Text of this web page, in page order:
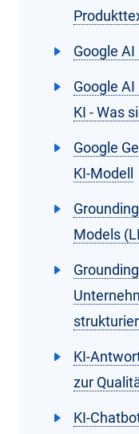
Google
Google
KI - Was
Google
KI-Modell
Models
KI-
zur
KI-